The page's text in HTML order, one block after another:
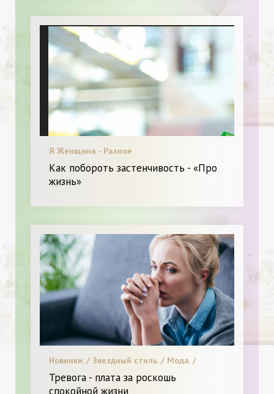
Я Женщина - Разное
Как побороть застенчивость - «Про
жизнь»
Новинки. / Звездный стиль. / Мода. /
Тревога - плата за роскошь
спокойной жизни